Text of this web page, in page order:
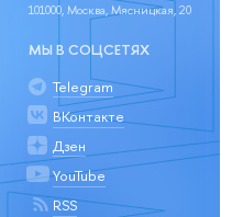
101000, Москва, Мясницкая, 20
МЫ В СОЦСЕТЯХ
Telegram
ВКонтакте
Дзен
YouTube
RSS